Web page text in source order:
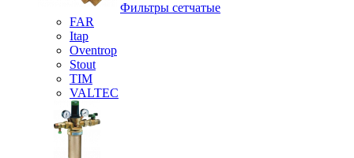
Фильтры сетчатые
FAR
Itap
Oventrop
Stout
TIM
VALTEC